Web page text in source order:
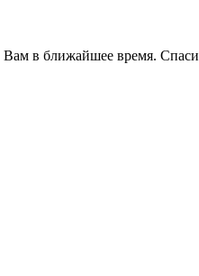
в ближайшее время.